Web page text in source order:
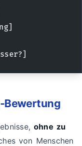
Bewertung
ohne zu
von Menschen